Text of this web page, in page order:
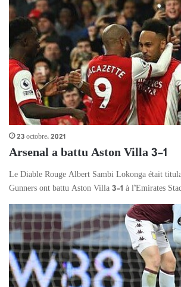
23 octobre، 2021
Arsenal a battu Aston Villa 3-1
Le Diable Rouge Albert Sambi Lokonga était
Gunners ont battu Aston Villa 3-1 à l’Emirates